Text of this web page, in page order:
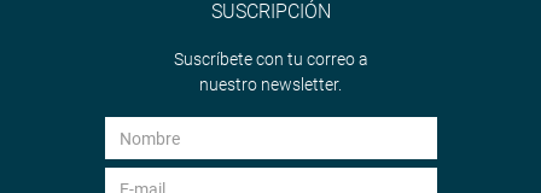
SUSCRIPCIÓN
Suscríbete con tu correo a
nuestro newsletter.